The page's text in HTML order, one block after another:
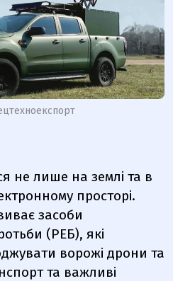
не лише на землі та в
просторі.
засоби
(РЕБ), які
ворожі дрони та
та важливі